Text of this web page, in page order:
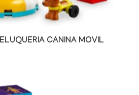
CANINA MOVIL